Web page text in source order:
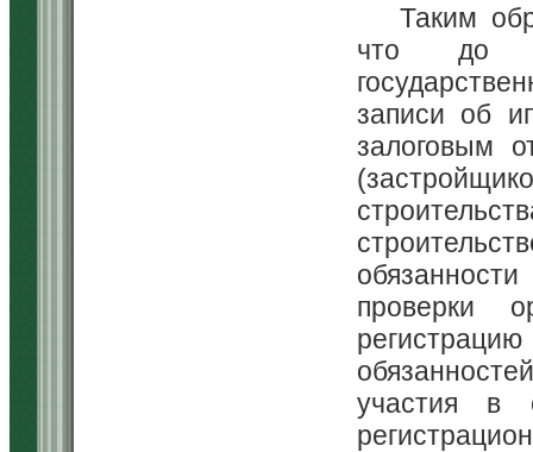
Таким
что до
записи об
залоговым
проверки
участия в